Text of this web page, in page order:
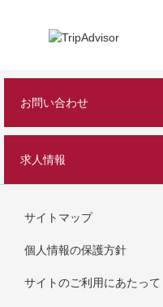
お問い合わせ
求人情報
サイトマップ
個人情報の保護方針
サイトのご利用にあたって